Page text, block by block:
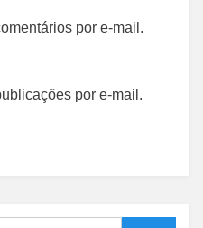
por e-mail.
por e-mail.